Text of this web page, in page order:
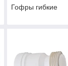
трапы для
сливные
под мойками и
Гофры гибкие